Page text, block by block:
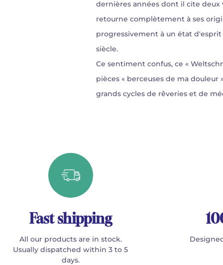
dernières années dont il cite deux
retourne complètement à ses
progressivement à un état
siècle.
Ce sentiment confus, ce «
pièces « berceuses de ma douleur
grands cycles de rêveries et de
Fast shipping
All our products are in stock.
Usually dispatched within 3 to 5
days.